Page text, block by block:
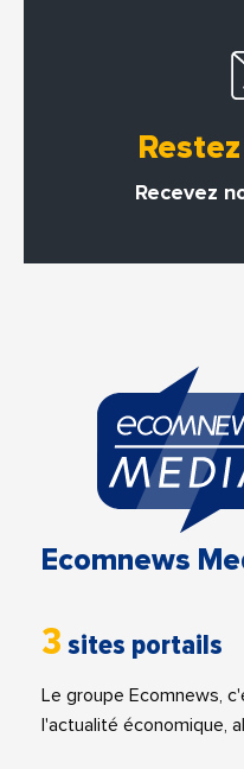
Recevez
Ecomnews
3 sites portails
Le groupe Ecomnews,
l'actualité économique,